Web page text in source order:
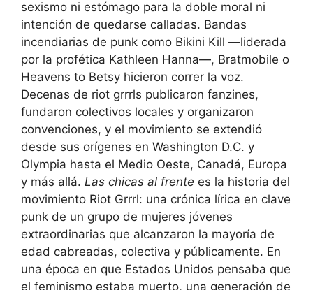
sexismo ni estómago para la doble moral ni
intención de quedarse calladas. Bandas
incendiarias de punk como Bikini Kill —liderada
por la profética Kathleen Hanna—, Bratmobile o
Heavens to Betsy hicieron correr la voz.
Decenas de riot grrrls publicaron fanzines,
fundaron colectivos locales y organizaron
convenciones, y el movimiento se extendió
desde sus orígenes en Washington D.C. y
Olympia hasta el Medio Oeste, Canadá, Europa
y más allá. Las chicas al frente es la historia del
movimiento Riot Grrrl: una crónica lírica en clave
punk de un grupo de mujeres jóvenes
extraordinarias que alcanzaron la mayoría de
edad cabreadas, colectiva y públicamente. En
una época en que Estados Unidos pensaba que
el feminismo estaba muerto, una generación de